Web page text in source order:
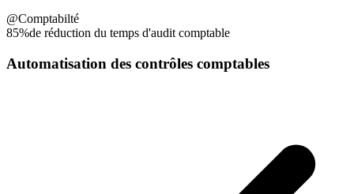
@Comptabilté
85%de réduction du temps d'audit comptable
Automatisation des contrôles comptables